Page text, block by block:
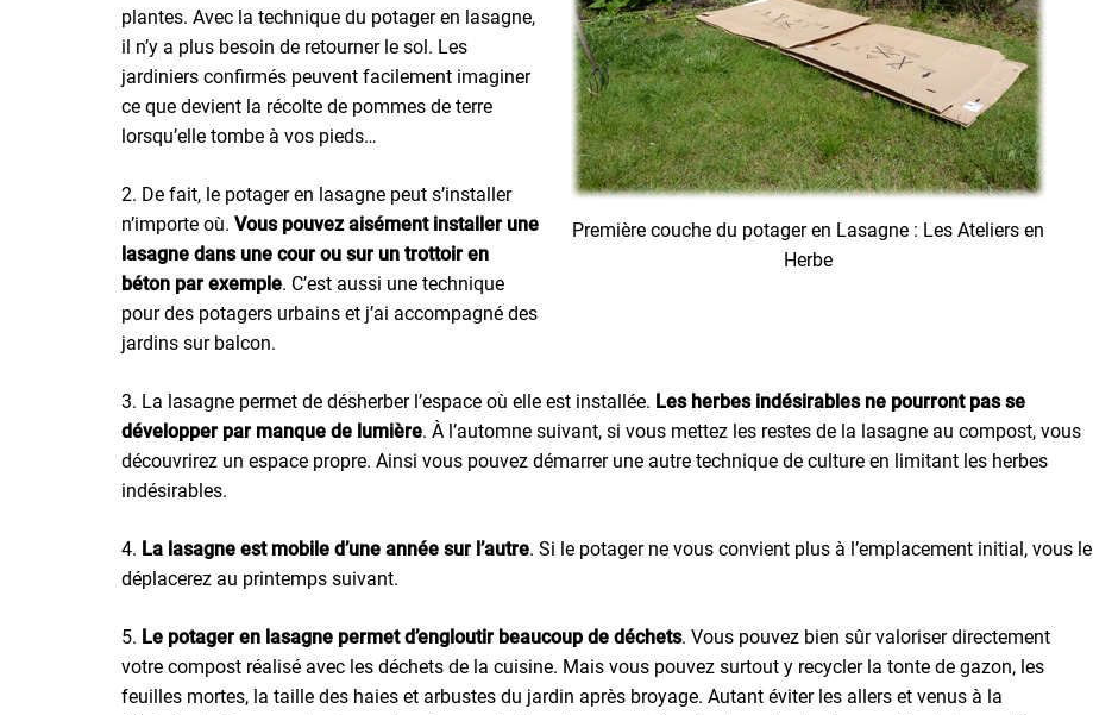
Première couche du potager en Lasagne : Les Ateliers en
Herbe
plantes. Avec la technique du potager en lasagne,
il n’y a plus besoin de retourner le sol. Les
jardiniers confirmés peuvent facilement imaginer
ce que devient la récolte de pommes de terre
lorsqu’elle tombe à vos pieds…
2. De fait, le potager en lasagne peut s’installer
n’importe où. Vous pouvez aisément installer une
lasagne dans une cour ou sur un trottoir en
béton par exemple. C’est aussi une technique
pour des potagers urbains et j’ai accompagné des
jardins sur balcon.
3. La lasagne permet de désherber l’espace où elle est installée. Les herbes indésirables ne pourront pas se
développer par manque de lumière. À l’automne suivant, si vous mettez les restes de la lasagne au compost, vous
découvrirez un espace propre. Ainsi vous pouvez démarrer une autre technique de culture en limitant les herbes
indésirables.
4. La lasagne est mobile d’une année sur l’autre. Si le potager ne vous convient plus à l’emplacement initial, vous le
déplacerez au printemps suivant.
5. Le potager en lasagne permet d’engloutir beaucoup de déchets. Vous pouvez bien sûr valoriser directement
votre compost réalisé avec les déchets de la cuisine. Mais vous pouvez surtout y recycler la tonte de gazon, les
feuilles mortes, la taille des haies et arbustes du jardin après broyage. Autant éviter les allers et venus à la